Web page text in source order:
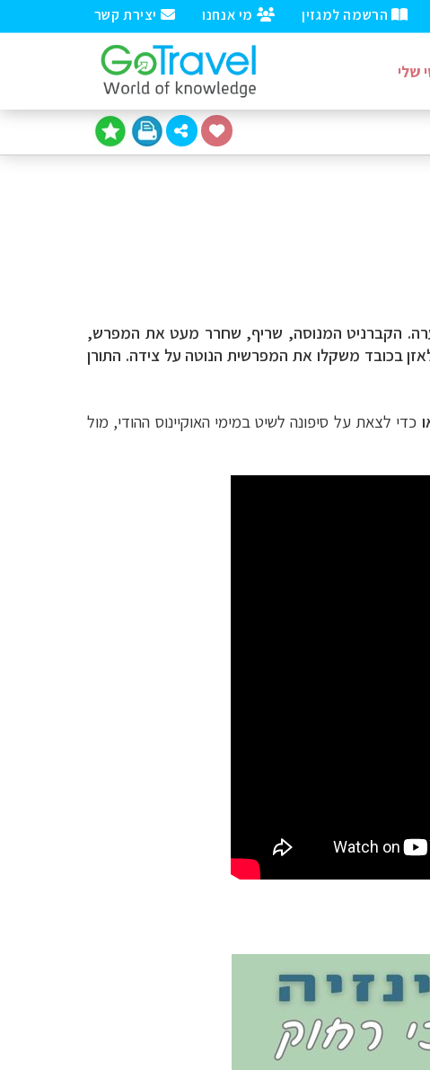
יצירת קשר מי אנחנו הרשמה למגזין
שלי
הקברניט המנוסה, שריף, שחרר מעט את המפרש,
בכובד משקלו את המפרשית הנוטה על צידה. התורן
כדי לצאת על סיפונה לשיט במימי האוקיינוס ההודי, מול